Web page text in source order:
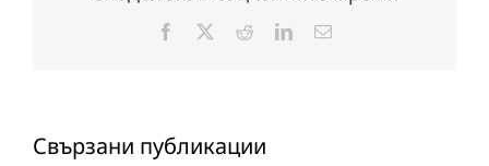
Facebook RedditLinkedInЕлектронна
Свързани публикации